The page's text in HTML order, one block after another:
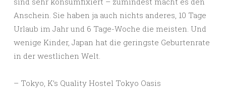
Anschein. Sie haben ja auch nichts anderes, 10 Tage
Urlaub im Jahr und 6 Tage-Woche die meisten. Und
wenige Kinder, Japan hat die geringste Geburtenrate
in der westlichen Welt.
– Tokyo, K’s Quality Hostel Tokyo Oasis